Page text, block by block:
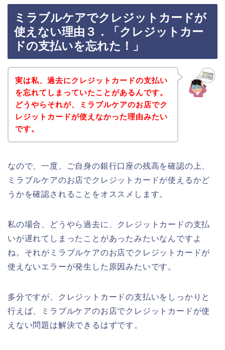
ミラブルケアでクレジットカードが
使えない理由３．「クレジットカー
ドの支払いを忘れた！」
実は私、過去にクレジットカードの支払い
を忘れてしまっていたことがあるんです。
どうやらそれが、ミラブルケアのお店でク
レジットカードが使えなかった理由みたい
です。
なので、一度、ご自身の銀行口座の残高を確認の上、
ミラブルケアのお店でクレジットカードが使えるかど
うかを確認されることをオススメします。
私の場合、どうやら過去に、クレジットカードの支払
いが遅れてしまったことがあったみたいなんですよ
ね。それがミラブルケアのお店でクレジットカードが
使えないエラーが発生した原因みたいです。
多分ですが、クレジットカードの支払いをしっかりと
行えば、ミラブルケアのお店でクレジットカードが使
えない問題は解決できるはずです。